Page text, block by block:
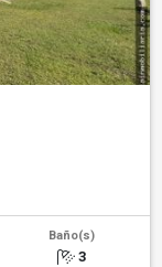
Baño(s)
3